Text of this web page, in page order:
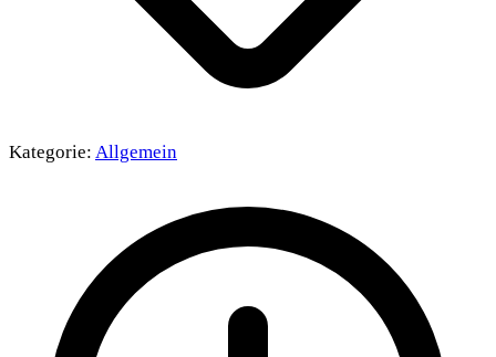
Kategorie: Allgemein